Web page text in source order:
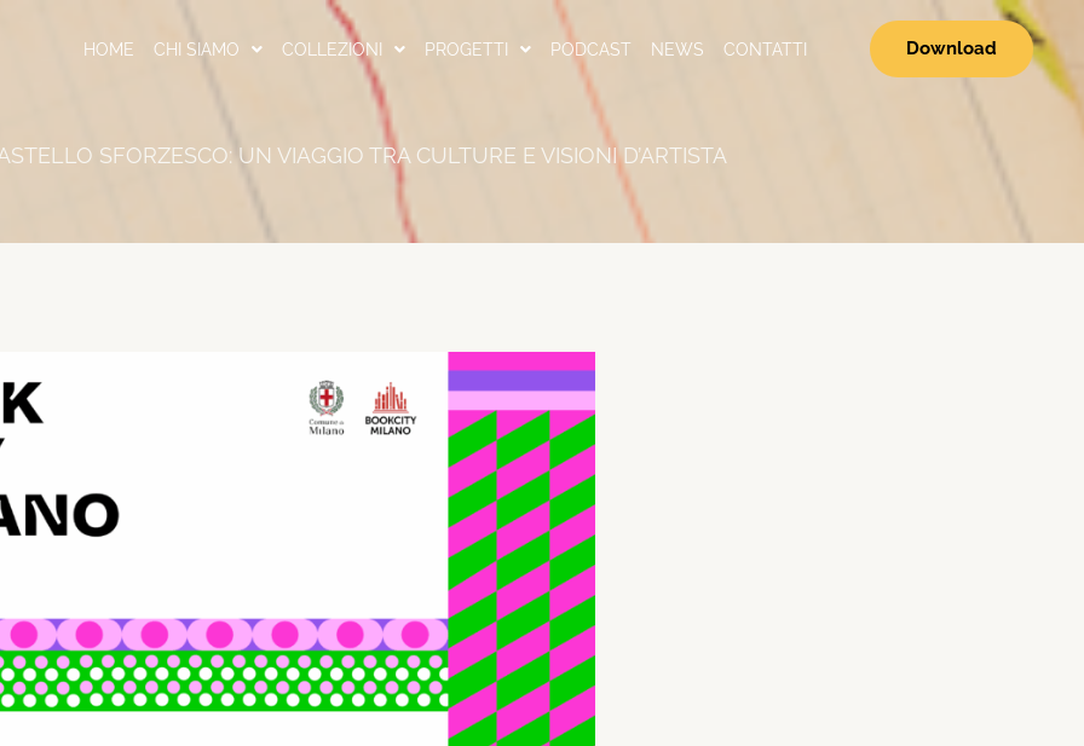
HOME CHI SIAMO COLLEZIONI PROGETTI PODCAST NEWS CONTATTI Download
SFORZESCO: UN VIAGGIO TRA CULTURE E VISIONI D’ARTISTA